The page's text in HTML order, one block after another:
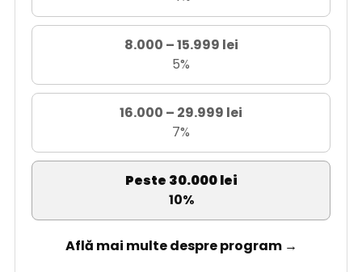
8.000 – 15.999 lei
5%
16.000 – 29.999 lei
7%
Peste 30.000 lei
10%
Află mai multe despre program →